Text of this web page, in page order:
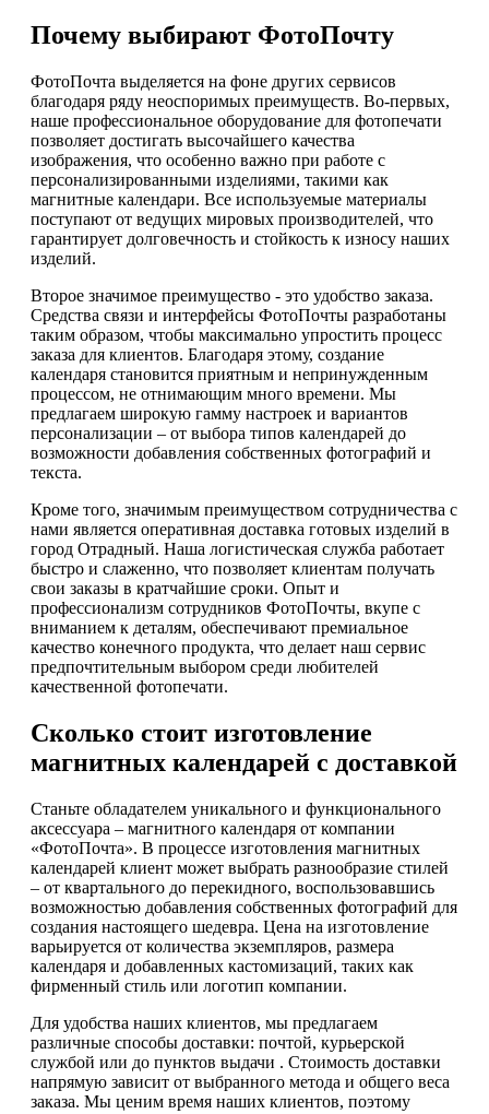
Почему выбирают ФотоПочту
ФотоПочта выделяется на фоне других сервисов
благодаря ряду неоспоримых преимуществ. Во-первых,
наше профессиональное оборудование для фотопечати
позволяет достигать высочайшего качества
изображения, что особенно важно при работе с
персонализированными изделиями, такими как
магнитные календари. Все используемые материалы
поступают от ведущих мировых производителей, что
гарантирует долговечность и стойкость к износу наших
изделий.
Второе значимое преимущество - это удобство заказа.
Средства связи и интерфейсы ФотоПочты разработаны
таким образом, чтобы максимально упростить процесс
заказа для клиентов. Благодаря этому, создание
календаря становится приятным и непринужденным
процессом, не отнимающим много времени. Мы
предлагаем широкую гамму настроек и вариантов
персонализации – от выбора типов календарей до
возможности добавления собственных фотографий и
текста.
Кроме того, значимым преимуществом сотрудничества с
нами является оперативная доставка готовых изделий в
город Отрадный. Наша логистическая служба работает
быстро и слаженно, что позволяет клиентам получать
свои заказы в кратчайшие сроки. Опыт и
профессионализм сотрудников ФотоПочты, вкупе с
вниманием к деталям, обеспечивают премиальное
качество конечного продукта, что делает наш сервис
предпочтительным выбором среди любителей
качественной фотопечати.
Сколько стоит изготовление
магнитных календарей с доставкой
Станьте обладателем уникального и функционального
аксессуара – магнитного календаря от компании
«ФотоПочта». В процессе изготовления магнитных
календарей клиент может выбрать разнообразие стилей
– от квартального до перекидного, воспользовавшись
возможностью добавления собственных фотографий для
создания настоящего шедевра. Цена на изготовление
варьируется от количества экземпляров, размера
календаря и добавленных кастомизаций, таких как
фирменный стиль или логотип компании.
Для удобства наших клиентов, мы предлагаем
различные способы доставки: почтой, курьерской
службой или до пунктов выдачи . Стоимость доставки
напрямую зависит от выбранного метода и общего веса
заказа. Мы ценим время наших клиентов, поэтому